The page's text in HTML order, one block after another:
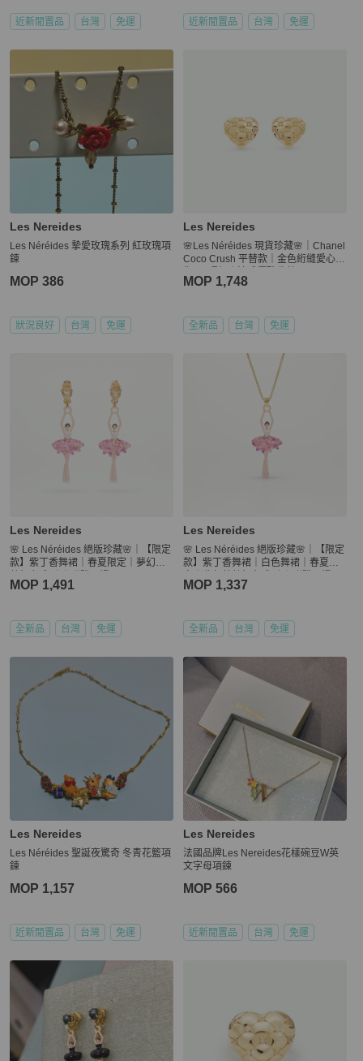
近新閒置品 台灣 免運 近新閒置品 台灣 免運
Les Nereides
Les Néréides 摯愛玫瑰系列 紅玫瑰項
鍊
MOP 386
狀況良好 台灣 免運
Les Nereides
🌸Les Néréides 現貨珍藏🌸｜Chanel
Coco Crush 平替款｜金色絎縫愛心戒
MOP 1,748
全新品 台灣 免運
Les Nereides
🌸 Les Néréides 絕版珍藏🌸｜【限定
款】紫丁香舞裙｜春夏限定｜夢幻芭
MOP 1,491
全新品 台灣 免運
Les Nereides
🌸 Les Néréides 絕版珍藏🌸｜【限定
款】紫丁香舞裙｜白色舞裙｜春夏限
🌸
MOP 1,337
全新品 台灣 免運
Les Nereides
Les Néréides 聖誕夜驚奇 冬青花籃項
鍊
MOP 1,157
近新閒置品 台灣 免運
Les Nereides
法國品牌Les Nereides花樣碗豆W英
文字母項鍊
MOP 566
近新閒置品 台灣 免運